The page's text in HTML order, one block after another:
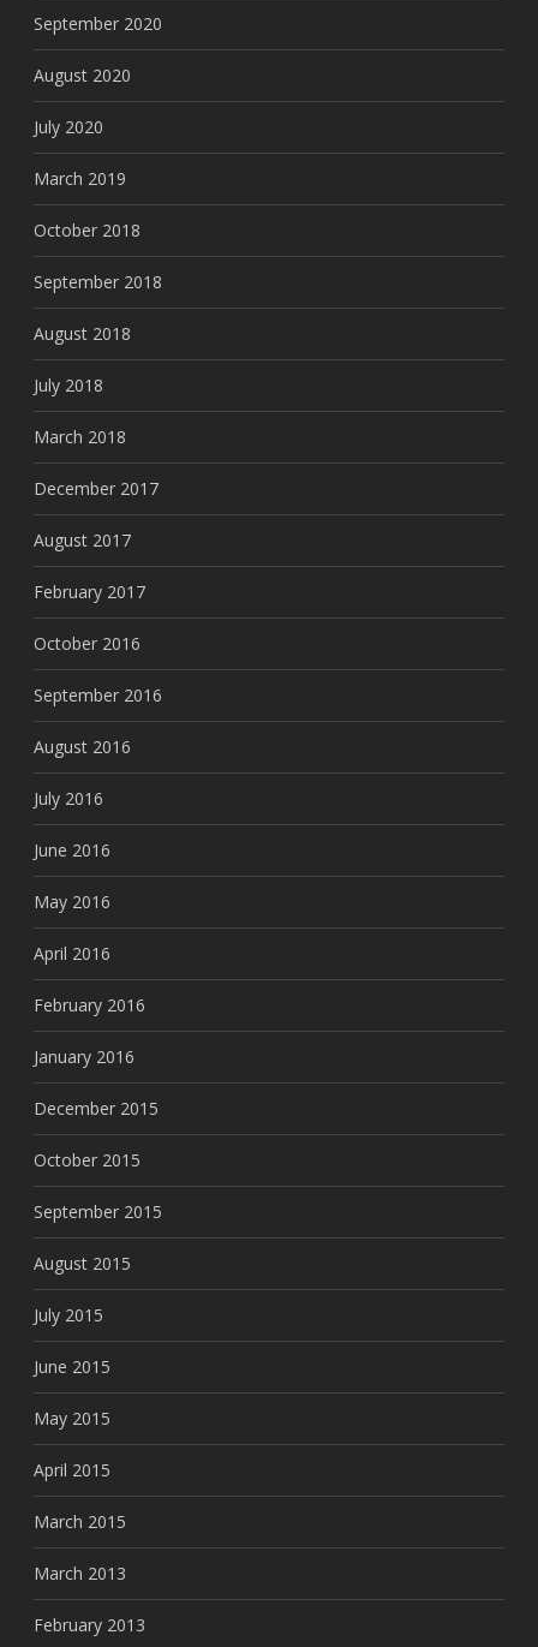
September 2020
August 2020
July 2020
March 2019
October 2018
September 2018
August 2018
July 2018
March 2018
December 2017
August 2017
February 2017
October 2016
September 2016
August 2016
July 2016
June 2016
May 2016
April 2016
February 2016
January 2016
December 2015
October 2015
September 2015
August 2015
July 2015
June 2015
May 2015
April 2015
March 2015
March 2013
February 2013